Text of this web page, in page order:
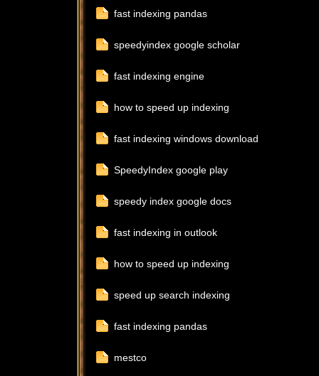
天
fast indexing pandas
speedyindex google scholar
fast indexing engine
how to speed up indexing
fast indexing windows download
SpeedyIndex google play
speedy index google docs
fast indexing in outlook
how to speed up indexing
speed up search indexing
fast indexing pandas
mestco